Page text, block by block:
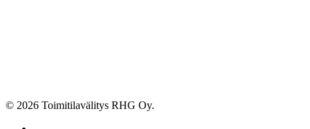
© 2026 Toimitilavälitys RHG Oy.